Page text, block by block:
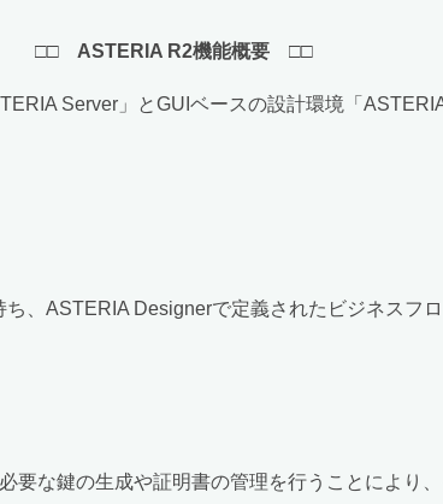
□□ ASTERIA R2機能概要 □□
Server」とGUIベースの設計環境「
、ASTERIA Designerで定義されたビジネスフロ
要な鍵の生成や証明書の管理を行うことにより